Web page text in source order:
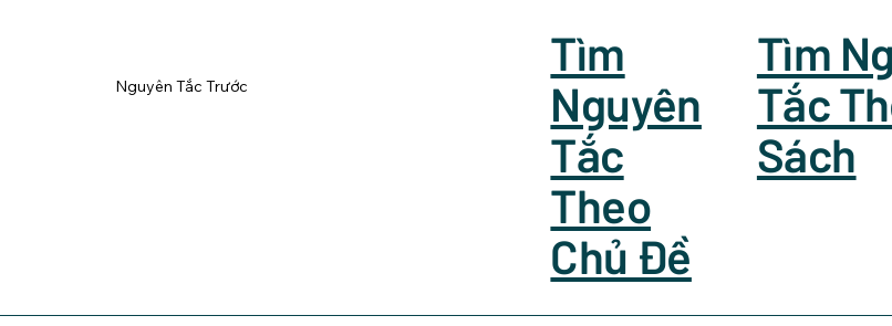
Nguyên Tắc Trước
Tìm
Nguyên
Tắc
Theo
Chủ Đề
Tìm
Tắc
Sách